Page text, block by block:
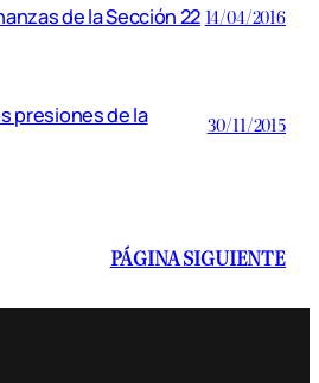
de la Sección 2214/04/2016
presiones de la 30/11/2015
PÁGINA SIGUIENTE